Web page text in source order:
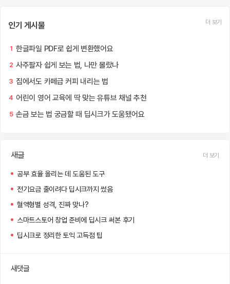
인기 게시물 더 보기
1 한글파일 PDF로 쉽게 변환했어요
2 사주팔자 쉽게 보는 법, 나만 몰랐나
3 집에서도 카페급 커피 내리는 법
4 어린이 영어 교육에 딱 맞는 유튜브 채널 추천
5 손금 보는 법 궁금할 때 딥시크가 도움됐어요
새글 더 보기
공부 효율 올리는 데 도움된 도구
전기요금 줄이려다 딥시크까지 썼음
혈액형별 성격, 진짜 맞나?
스마트스토어 창업 준비에 딥시크 써본 후기
딥시크로 정리한 토익 고득점 팁
새댓글